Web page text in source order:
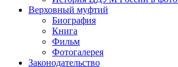
Верховный муфтий
Биография
Книга
Фильм
Фотогалерея
Законодательство